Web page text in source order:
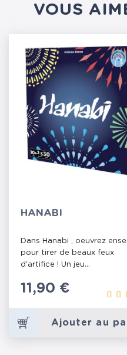
VOUS
HANABI
Dans Hanabi , oeuvrez
pour tirer de beaux feux
d'artifice ! Un jeu...
Prix
11,90 €
Ajouter au